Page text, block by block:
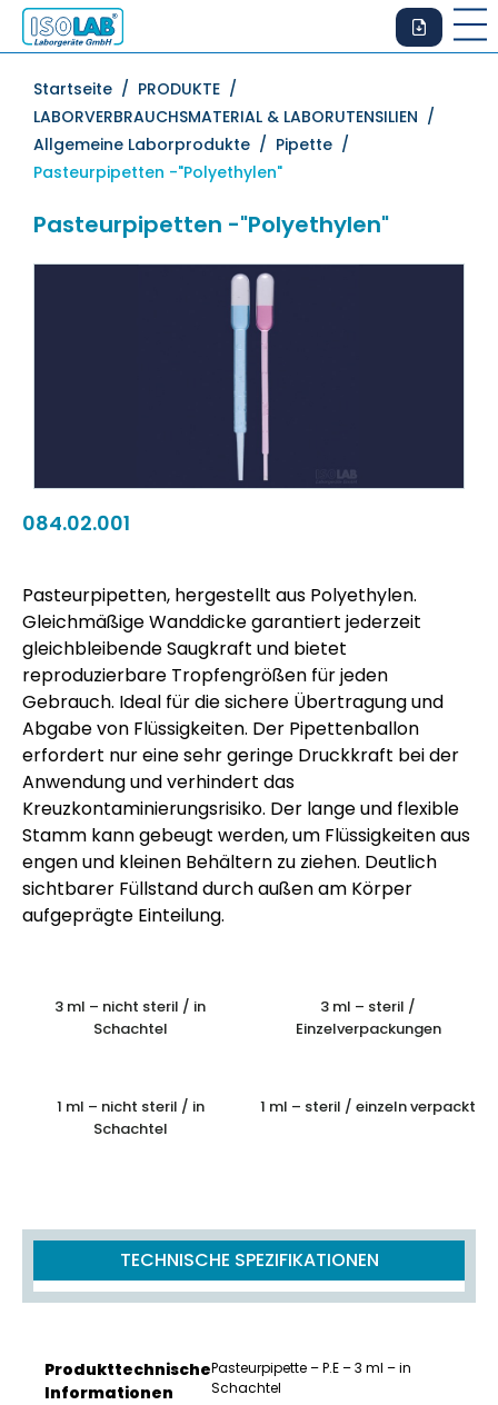
Startseite / PRODUKTE /
LABORVERBRAUCHSMATERIAL & LABORUTENSILIEN /
Allgemeine Laborprodukte / Pipette /
Pasteurpipetten -"Polyethylen"
Pasteurpipetten -"Polyethylen"
084.02.001
Pasteurpipetten, hergestellt aus Polyethylen.
Gleichmäßige Wanddicke garantiert jederzeit
gleichbleibende Saugkraft und bietet
reproduzierbare Tropfengrößen für jeden
Gebrauch. Ideal für die sichere Übertragung und
Abgabe von Flüssigkeiten. Der Pipettenballon
erfordert nur eine sehr geringe Druckkraft bei der
Anwendung und verhindert das
Kreuzkontaminierungsrisiko. Der lange und flexible
Stamm kann gebeugt werden, um Flüssigkeiten aus
engen und kleinen Behältern zu ziehen. Deutlich
sichtbarer Füllstand durch außen am Körper
aufgeprägte Einteilung.
3 ml – nicht steril / in
Schachtel
3 ml – steril /
Einzelverpackungen
1 ml – nicht steril / in
Schachtel
1 ml – steril / einzeln verpackt
TECHNISCHE SPEZIFIKATIONEN
Produkttechnische
Informationen
Pasteurpipette – P.E – 3 ml – in
Schachtel